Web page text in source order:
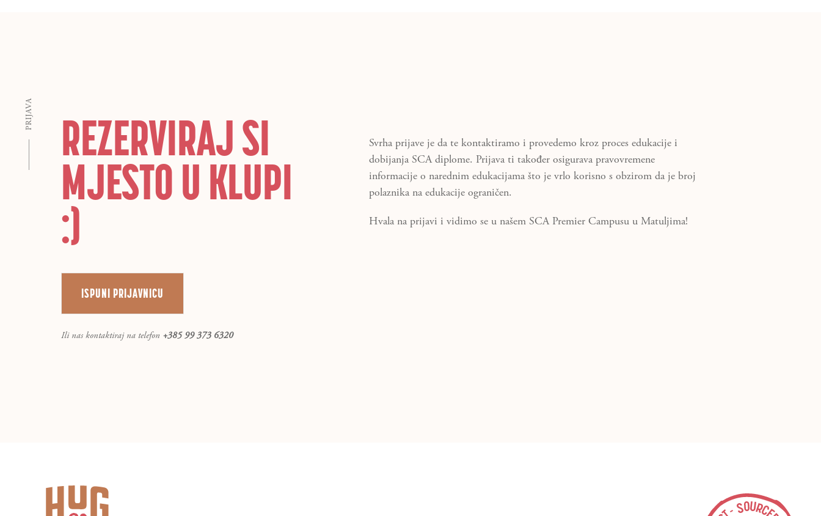
PRIJAVA REZERVIRAJ SI
MJESTO U KLUPI
:)
ISPUNI PRIJAVNICU
Ili nas kontaktiraj na telefon +385 99 373 6320
Svrha prijave je da te kontaktiramo i provedemo kroz proces edukacije i
dobijanja SCA diplome. Prijava ti također osigurava pravovremene
informacije o narednim edukacijama što je vrlo korisno s obzirom da je broj
polaznika na edukacije ograničen.
Hvala na prijavi i vidimo se u našem SCA Premier Campusu u Matuljima!